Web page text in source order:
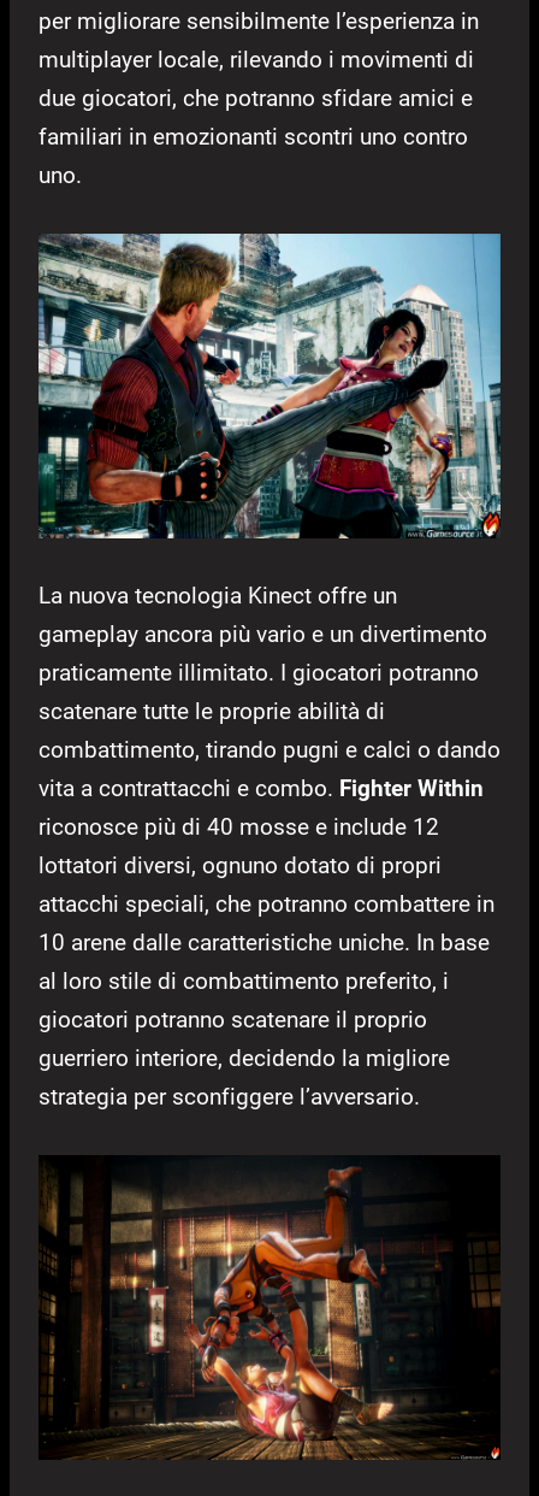
per migliorare sensibilmente l’esperienza in
multiplayer locale, rilevando i movimenti di
due giocatori, che potranno sfidare amici e
familiari in emozionanti scontri uno contro
uno.
La nuova tecnologia Kinect offre un
gameplay ancora più vario e un divertimento
praticamente illimitato. I giocatori potranno
scatenare tutte le proprie abilità di
combattimento, tirando pugni e calci o dando
vita a contrattacchi e combo. Fighter Within
riconosce più di 40 mosse e include 12
lottatori diversi, ognuno dotato di propri
attacchi speciali, che potranno combattere in
10 arene dalle caratteristiche uniche. In base
al loro stile di combattimento preferito, i
giocatori potranno scatenare il proprio
guerriero interiore, decidendo la migliore
strategia per sconfiggere l’avversario.